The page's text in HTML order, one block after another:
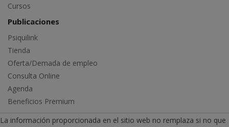
Cursos
Publicaciones
Psiquilink
Tienda
Oferta/Demada de empleo
Consulta Online
Agenda
Beneficios Premium
La información proporcionada en el sitio web no remplaza si no que